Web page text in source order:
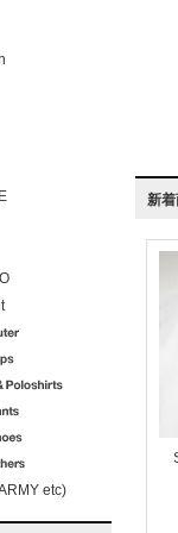
etc)
新